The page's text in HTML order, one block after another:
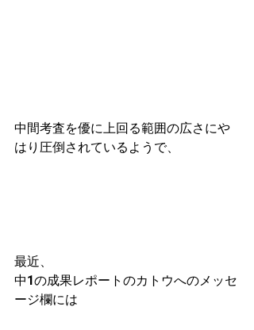
中間考査を優に上回る範囲の広さにや
はり圧倒されているようで、
最近、
中1の成果レポートのカトウへのメッセ
ージ欄には